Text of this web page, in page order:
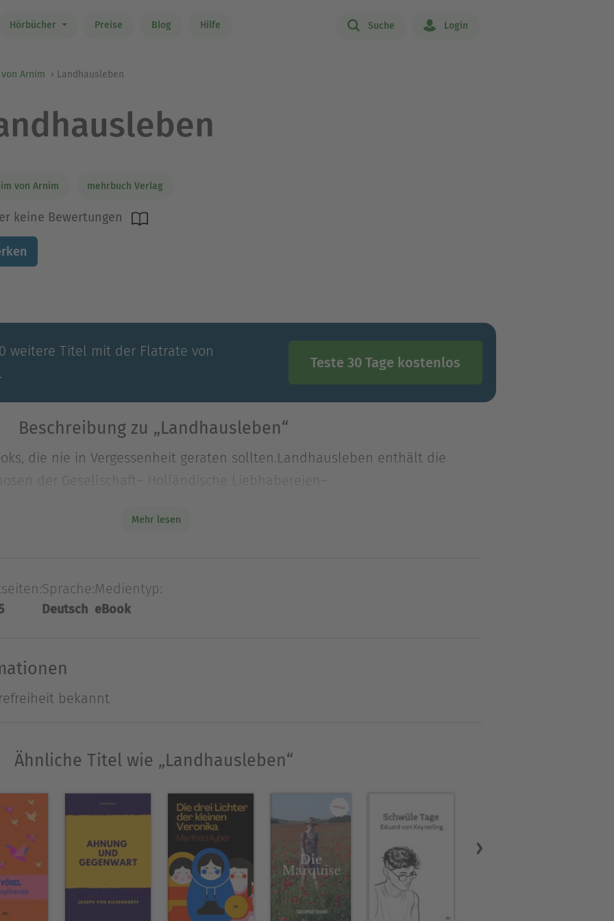
Hörbücher Preise Blog Hilfe Suche Login
Arnim Landhausleben
von Arnim mehrbuch Verlag
keine Bewertungen
weitere Titel mit der Flatrate von
Teste 30 Tage kostenlos
Beschreibung zu „Landhausleben“
die nie in Vergessenheit geraten sollten.Landhausleben enthält die
der Gesellschaft– Holländische Liebhabereien–
der Gesellschaft– Holländische Liebhabereien– Rembrandts
1781 in Berlin; † 21. Januar 1831 in Wiepersdorf) war ein deutscher
Dramen, Novellen, Erzählungen, Romanen, Gedichten und journalistischen
bedeutendsten Vertretern der deutschen Romantik gezählt. (wikipedia.de)
Mehr lesen
Ausblenden
Sprache:
Deutsch
Medientyp:
eBook
bekannt
Ähnliche Titel wie „Landhausleben“